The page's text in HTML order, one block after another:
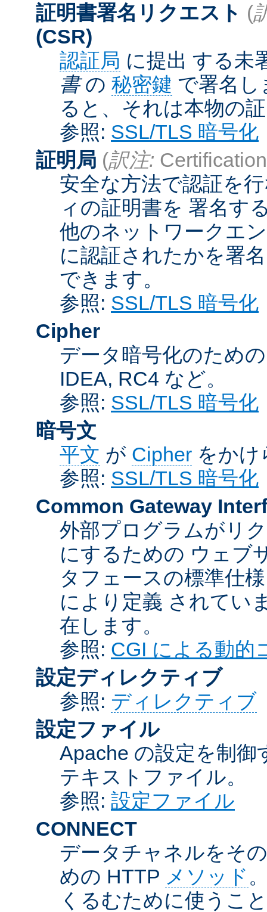
証明書署名リクエスト (
(CSR)
認証局 に提出 する未
書の 秘密鍵 で署名し
ると、それは本物の
参照: SSL/TLS 暗号化
証明局 (訳注:
安全な方法で認証を
ィの証明書を 署名す
他のネットワークエ
に認証されたかを署
できます。
参照: SSL/TLS 暗号化
Cipher
データ暗号化のため
IDEA, RC4 など。
参照: SSL/TLS 暗号化
暗号文
平文 が Cipher をかけ
参照: SSL/TLS 暗号化
Common Gateway
外部プログラムがリ
にするための ウェブ
タフェースの標準仕
により定義 されてい
在します。
参照: CGI による動的
設定ディレクティブ
参照: ディレクティブ
設定ファイル
Apache の設定を制
テキストファイル。
参照: 設定ファイル
CONNECT
データチャネルをそ
めの HTTP メソッド
くるむために使うこ